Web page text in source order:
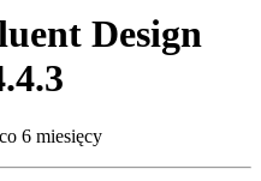
Design
6 miesięcy